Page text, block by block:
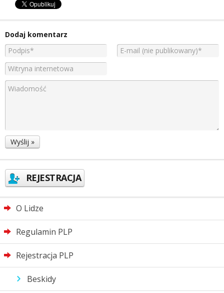
Dodaj komentarz
REJESTRACJA
O Lidze
Regulamin PLP
Rejestracja PLP
Beskidy